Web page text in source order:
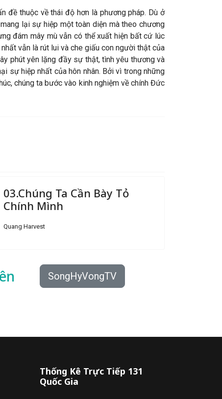
đề thuộc về thái độ hơn là phương pháp. Dù ở
lại sự hiệp một toàn diện mà theo chương
đám mây mù vẫn có thể xuất hiện bất cứ lúc
vẫn là rút lui và che giấu con người thật của
phút yên lặng đầy sự thật, tình yêu thương và
sự hiệp nhất của hôn nhân. Bởi vì trong những
chúng ta bước vào kinh nghiệm về chính Đức
03.Chúng Ta Cần Bày Tỏ
Chính Mình
Quang Harvest
SongHyVongTV
Thống Kê Trực Tiếp 131
Quốc Gia